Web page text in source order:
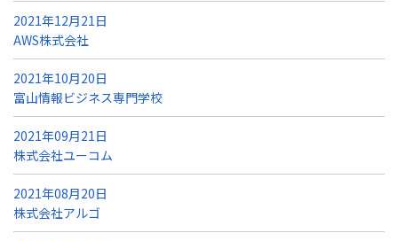
2021年12月21日
AWS株式会社
2021年10月20日
富山情報ビジネス専門学校
2021年09月21日
株式会社ユーコム
2021年08月20日
株式会社アルゴ